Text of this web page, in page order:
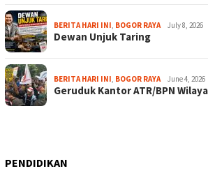
BERITA HARI INI, BOGOR RAYA July 8, 2026
Dewan Unjuk Taring
BERITA HARI INI, BOGOR RAYA June 4, 2026
Geruduk Kantor ATR/BPN
PENDIDIKAN